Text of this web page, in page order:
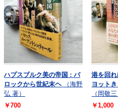
ハプスブルク美の帝国 : バ
ロックから世紀末ヘ
（海野
弘 著）
￥700
港を回
ヨット
（岡敬三
￥1,000